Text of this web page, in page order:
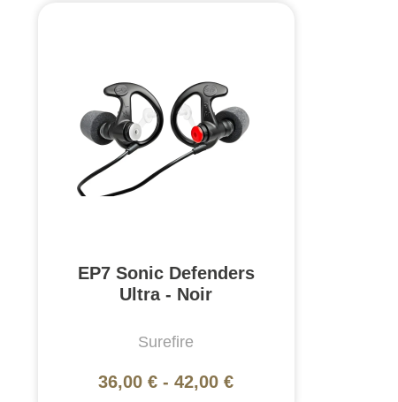
EP7 Sonic Defenders
Ultra - Noir
Surefire
36,00 € -42,00 €